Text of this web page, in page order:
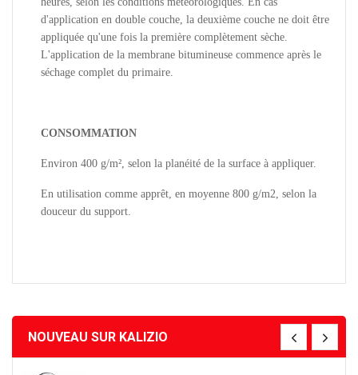
d'application en double couche, la deuxième couche ne doit être
appliquée qu'une fois la première complètement sèche.
L'application de la membrane bitumineuse commence après le
séchage complet du primaire.
CONSOMMATION
Environ 400 g/m², selon la planéité de la surface à appliquer.
En utilisation comme apprêt, en moyenne 800 g/m2, selon la
douceur du support.
NOUVEAU SUR KALIZIO